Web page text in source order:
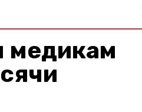
медикам